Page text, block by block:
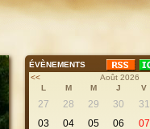
ÉVÈNEMENTS
<<
Août 2026
L
M M J V
27 28 29 30 31
03
04 05 06 07